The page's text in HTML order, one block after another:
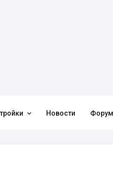
 Новости Форум